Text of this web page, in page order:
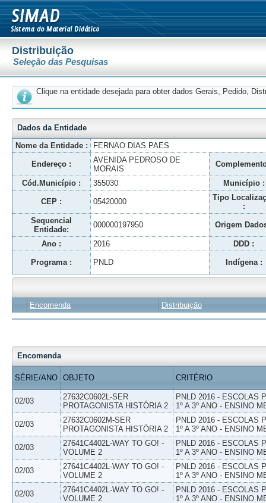
Distribuição
Seleção das Pesquisas
Clique na entidade desejada para obter dados Gerais, Pedido,
Dados da Entidade
Nome da Entidade :
FERNAO DIAS PAES
Endereço :
AVENIDA PEDROSO DE
MORAIS
Cód.Município : 355030 Município :
CEP : 05420000
Tipo
:
Sequencial
Entidade:
000000197950 Origem
Ano : 2016 DDD :
Programa : PNLD Indígena :
Encomenda Distribuição
Encomenda
SÉRIE/ANO OBJETO CRITÉRIO
02/03
27632C0602L-SER
PROTAGONISTA HISTÓRIA 2
PNLD 2016 - ESCOLAS
1º A 3º ANO - ENSINO
02/03
27632C0602M-SER
PROTAGONISTA HISTÓRIA 2
PNLD 2016 - ESCOLAS
1º A 3º ANO - ENSINO
02/03
27641C4402L-WAY TO GO! -
VOLUME 2
PNLD 2016 - ESCOLAS
1º A 3º ANO - ENSINO
02/03
27641C4402L-WAY TO GO! -
VOLUME 2
PNLD 2016 - ESCOLAS
1º A 3º ANO - ENSINO
02/03
27641C4402L-WAY TO GO! -
VOLUME 2
PNLD 2016 - ESCOLAS
1º A 3º ANO - ENSINO